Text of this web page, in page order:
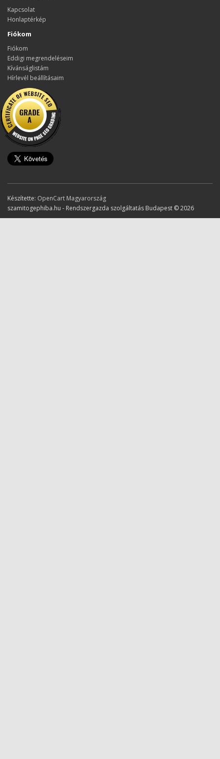
Kapcsolat
Honlaptérkép
Fiókom
Fiókom
Eddigi megrendeléseim
Kívánságlistám
Hírlevél beállításaim
Készítette: OpenCart Magyarország
szamitogephiba.hu - Rendszergazda szolgáltatás Budapest © 2026